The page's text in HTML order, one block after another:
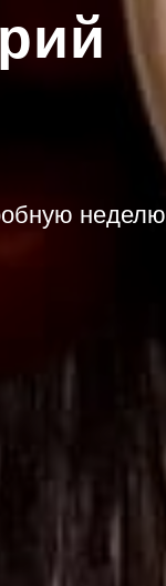
неделю